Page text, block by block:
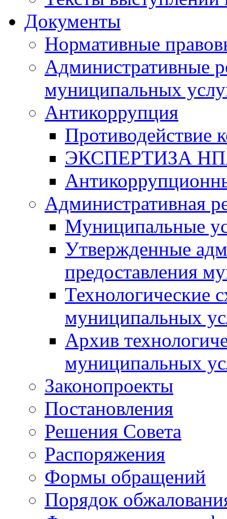
Документы
Нормативные
Административные
муниципальных
Антикоррупция
Противодействие
ЭКСПЕРТИЗА
Административная
Муниципальные
Утвержденные
предоставления
Технологические
муниципальных
Архив
муниципальных
Законопроекты
Постановления
Решения Совета
Распоряжения
Формы обращений
Порядок